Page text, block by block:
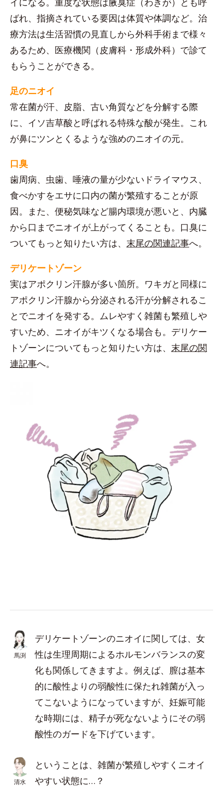
ばれ、指摘されている要因は体質や体調など。治
療方法は生活習慣の見直しから外科手術まで様々
あるため、医療機関（皮膚科・形成外科）で診て
もらうことができる。
足のニオイ
常在菌が汗、皮脂、古い角質などを分解する際
に、イソ吉草酸と呼ばれる特殊な酸が発生。これ
が鼻にツンとくるような強めのニオイの元。
口臭
歯周病、虫歯、唾液の量が少ないドライマウス、
食べかすをエサに口内の菌が繁殖することが原
因。また、便秘気味など腸内環境が悪いと、内臓
から口までニオイが上がってくることも。口臭に
ついてもっと知りたい方は、 末尾の関連記事へ。
デリケートゾーン
実はアポクリン汗腺が多い箇所。ワキガと同様に
アポクリン汗腺から分泌される汗が分解されるこ
とでニオイを発する。ムレやすく雑菌も繁殖しや
すいため、ニオイがキツくなる場合も。デリケー
トゾーンについてもっと知りたい方は、 末尾の関
連記事へ。
馬渕
デリケートゾーンのニオイに関しては、女
性は生理周期によるホルモンバランスの変
化も関係してきますよ。例えば、膣は基本
的に酸性よりの弱酸性に保たれ雑菌が入っ
てこないようになっていますが、妊娠可能
な時期には、精子が死なないようにその弱
酸性のガードを下げています。
清水
ということは、雑菌が繁殖しやすくニオイ
やすい状態に…？